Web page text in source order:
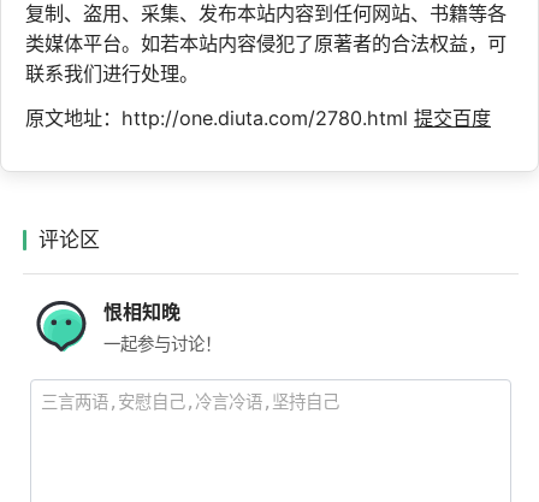
复制、盗用、采集、发布本站内容到任何网站、书籍等各
类媒体平台。如若本站内容侵犯了原著者的合法权益，可
联系我们进行处理。
原文地址：http://one.diuta.com/2780.html 提交百度
评论区
恨相知晚
一起参与讨论！